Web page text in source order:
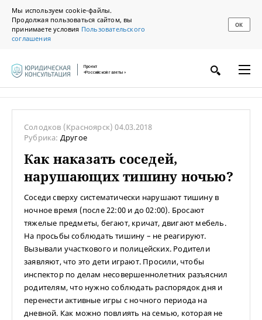
Мы используем cookie-файлы.
Продолжая пользоваться сайтом, вы
принимаете условия Пользовательского
соглашения
ОК
Проект
«Российской газеты»
Солодков (Красноярск)04.03.2018
Рубрика: Другое
Как наказать соседей,
нарушающих тишину ночью?
Соседи сверху систематически нарушают тишину в
ночное время (после 22:00 и до 02:00). Бросают
тяжелые предметы, бегают, кричат, двигают мебель.
На просьбы соблюдать тишину – не реагируют.
Вызывали участкового и полицейских. Родители
заявляют, что это дети играют. Просили, чтобы
инспектор по делам несовершеннолетних разъяснил
родителям, что нужно соблюдать распорядок дня и
перенести активные игры с ночного периода на
дневной. Как можно повлиять на семью, которая не